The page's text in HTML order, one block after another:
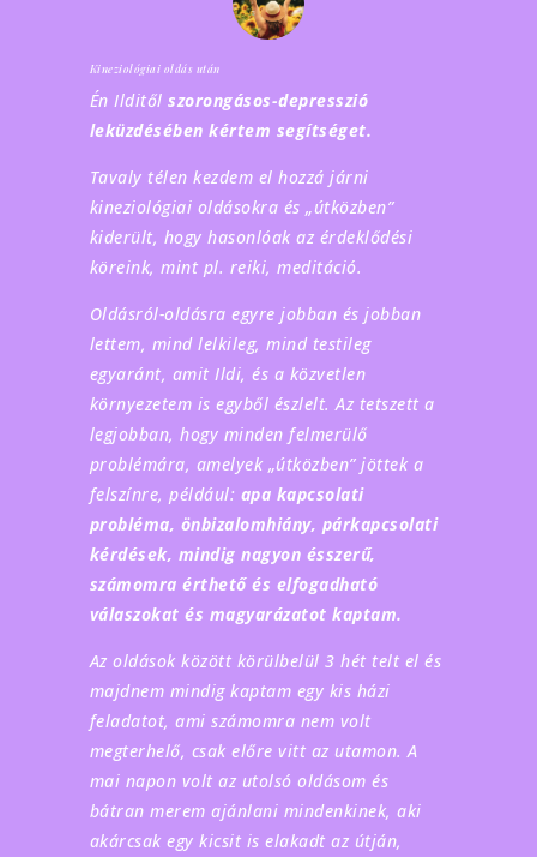
Kineziológiai oldás után
Én Ilditől szorongásos-depresszió
leküzdésében kértem segítséget.
Tavaly télen kezdem el hozzá járni
kineziológiai oldásokra és „útközben”
kiderült, hogy hasonlóak az érdeklődési
köreink, mint pl. reiki, meditáció.
Oldásról-oldásra egyre jobban és jobban
lettem, mind lelkileg, mind testileg
egyaránt, amit Ildi, és a közvetlen
környezetem is egyből észlelt. Az tetszett a
legjobban, hogy minden felmerülő
problémára, amelyek „útközben” jöttek a
felszínre, például: apa kapcsolati
probléma, önbizalomhiány, párkapcsolati
kérdések, mindig nagyon ésszerű,
számomra érthető és elfogadható
válaszokat és magyarázatot kaptam.
Az oldások között körülbelül 3 hét telt el és
majdnem mindig kaptam egy kis házi
feladatot, ami számomra nem volt
megterhelő, csak előre vitt az utamon. A
mai napon volt az utolsó oldásom és
bátran merem ajánlani mindenkinek, aki
akárcsak egy kicsit is elakadt az útján,